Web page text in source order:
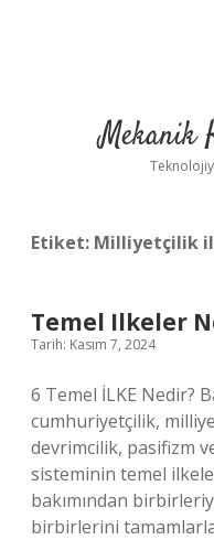
Mekanik
Etiket: Milliyetçilik
Temel Ilkeler
Tarih: Kasım 7, 2024
6 Temel İLKE Nedir?
cumhuriyetçilik,
devrimcilik, pasifizm
sisteminin temel
bakımından
birbirlerini